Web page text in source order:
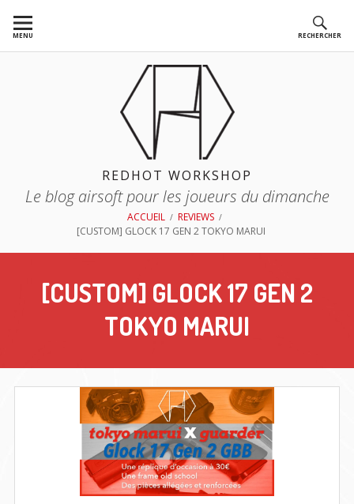
auMENU RECHERCHER
REDHOT WORKSHOP
Le blog airsoft pour les joueurs du dimanche
D'ARIANE
ACCUEIL
REVIEWS
[CUSTOM] GLOCK 17 GEN 2 TOKYO MARUI
[CUSTOM] GLOCK 17 GEN 2
TOKYO MARUI